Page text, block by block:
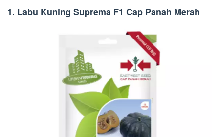
1. Labu Kuning Suprema F1 Cap Panah Merah